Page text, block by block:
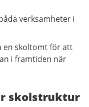
verksamheter i
en skoltomt för att
i framtiden när
skolstruktur